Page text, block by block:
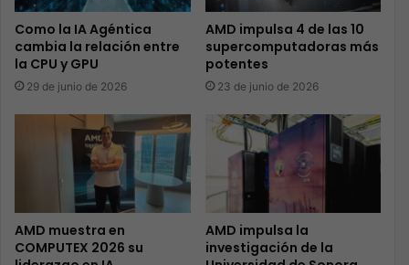
Como la IA Agéntica
cambia la relación entre
la CPU y GPU
29 de junio de 2026
AMD impulsa 4 de las 10
supercomputadoras más
potentes
23 de junio de 2026
AMD muestra en
COMPUTEX 2026 su
AMD impulsa la
investigación de la